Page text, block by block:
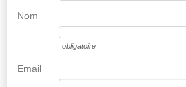
Nom
obligatoire
Email